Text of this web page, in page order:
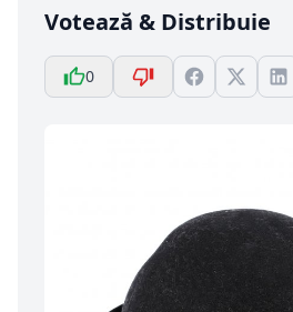
Votează & Distribuie
0